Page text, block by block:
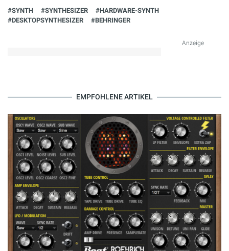
#SYNTH #SYNTHESIZER
#HARDWARE-SYNTH
#DESKTOPSYNTHESIZER
#BEHRINGER
Anzeige
EMPFOHLENE ARTIKEL